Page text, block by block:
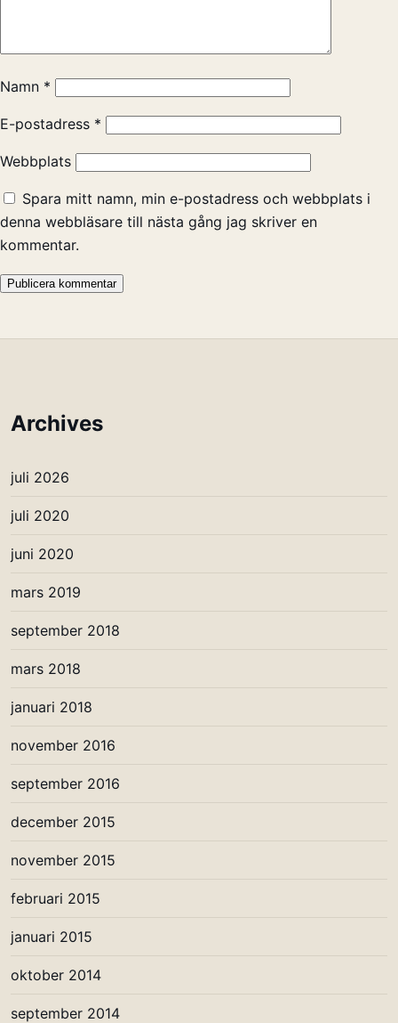
Namn *
E-postadress *
Webbplats
Spara mitt namn, min e-postadress och webbplats i
denna webbläsare till nästa gång jag skriver en
kommentar.
Archives
juli 2026
juli 2020
juni 2020
mars 2019
september 2018
mars 2018
januari 2018
november 2016
september 2016
december 2015
november 2015
februari 2015
januari 2015
oktober 2014
september 2014